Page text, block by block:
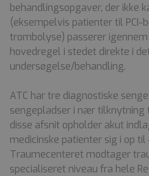
behandlingsopgaver, der ikke
(eksempelvis patienter til PCI-
trombolyse) passerer
hovedregel i stedet direkte i
undersøgelse/behandling.
ATC har tre diagnostiske
sengepladser i nær tilknytning
disse afsnit opholder akut
medicinske patienter sig i op til
Traumecenteret modtager
specialiseret niveau fra hele